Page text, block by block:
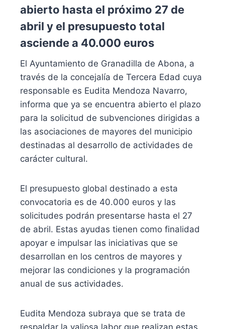
abierto hasta el próximo 27 de
abril y el presupuesto total
asciende a 40.000 euros
El Ayuntamiento de Granadilla de Abona, a
través de la concejalía de Tercera Edad cuya
responsable es Eudita Mendoza Navarro,
informa que ya se encuentra abierto el plazo
para la solicitud de subvenciones dirigidas a
las asociaciones de mayores del municipio
destinadas al desarrollo de actividades de
carácter cultural.
El presupuesto global destinado a esta
convocatoria es de 40.000 euros y las
solicitudes podrán presentarse hasta el 27
de abril. Estas ayudas tienen como finalidad
apoyar e impulsar las iniciativas que se
desarrollan en los centros de mayores y
mejorar las condiciones y la programación
anual de sus actividades.
Eudita Mendoza subraya que se trata de
respaldar la valiosa labor que realizan estas